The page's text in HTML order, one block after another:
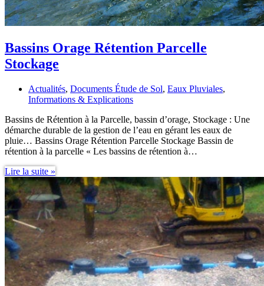
Bassins Orage Rétention Parcelle
Stockage
Actualités, Documents Étude de Sol, Eaux Pluviales,
Informations & Explications
Bassins de Rétention à la Parcelle, bassin d’orage, Stockage : Une
démarche durable de la gestion de l’eau en gérant les eaux de
pluie… Bassins Orage Rétention Parcelle Stockage Bassin de
rétention à la parcelle « Les bassins de rétention à…
Lire la suite »
Orage
Rétention
Parcelle
Stockage